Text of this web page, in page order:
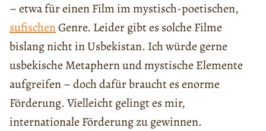
– etwa für einen Film im mystisch-poetischen,
sufischenGenre. Leider gibt es solche Filme
bislang nicht in Usbekistan. Ich würde gerne
usbekische Metaphern und mystische Elemente
aufgreifen – doch dafür braucht es enorme
Förderung. Vielleicht gelingt es mir,
internationale Förderung zu gewinnen.